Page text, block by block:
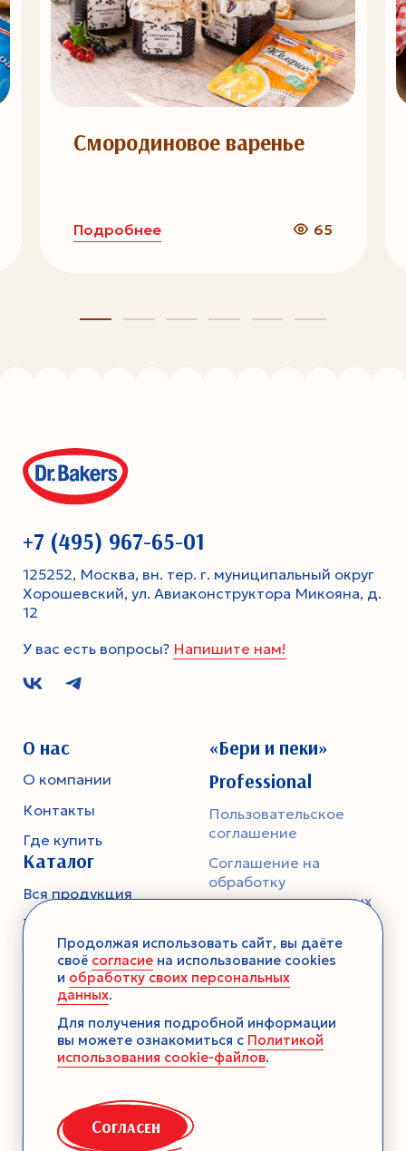
Смородиновое варенье
Подробнее 65
+7 (495) 967-65-01
125252, Москва, вн. тер. г. муниципальный округ
Хорошевский, ул. Авиаконструктора Микояна, д.
12
У вас есть вопросы? Напишите нам!
О нас
О компании
Контакты
Где купить
Каталог
Вся продукция
Тесто
Смеси-помощники
Ароматика
Десерты без выпечки
Консервация
Семена
«Бери и пеки»
Professional
Пользовательское
соглашение
Соглашение на
обработку
персональных данных
конфиденциальности
Продолжая использовать сайт, вы даёте
своё согласие на использование cookies
и обработку своих персональных
данных.
Для получения подробной информации
вы можете ознакомиться с Политикой
использования cookie-файлов.
Согласен